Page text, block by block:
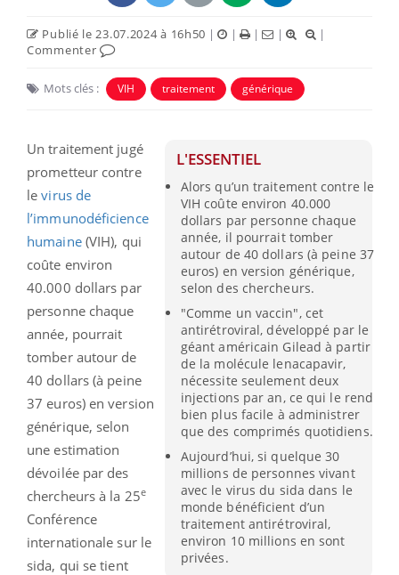
Publié le 23.07.2024 à 16h50 | | | |
|
Commenter
Mots clés : VIH traitement générique
L'ESSENTIEL
Alors qu’un traitement contre le
VIH coûte environ 40.000
dollars par personne chaque
année, il pourrait tomber
autour de 40 dollars (à peine 37
euros) en version générique,
selon des chercheurs.
"Comme un vaccin", cet
antirétroviral, développé par le
géant américain Gilead à partir
de la molécule lenacapavir,
nécessite seulement deux
injections par an, ce qui le rend
bien plus facile à administrer
que des comprimés quotidiens.
Aujourd’hui, si quelque 30
millions de personnes vivant
avec le virus du sida dans le
monde bénéficient d’un
traitement antirétroviral,
environ 10 millions en sont
privées.
Un traitement jugé
prometteur contre
levirus de
l’immunodéficience
humaine(VIH), qui
coûte environ
40.000 dollars par
personne chaque
année, pourrait
tomber autour de
40 dollars (à peine
37 euros) en version
générique, selon
une estimation
dévoilée par des
chercheurs à la 25e
Conférence
internationale sur le
sida, qui se tient